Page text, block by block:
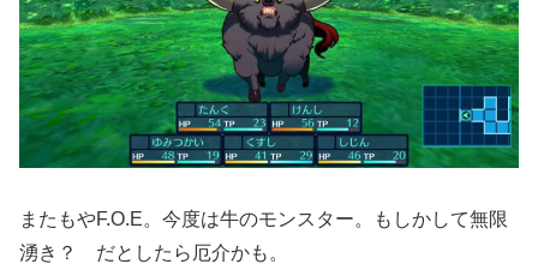
またもやF.O.E。今度は牛のモンスター。もしかして無限
湧き？ だとしたら厄介かも。